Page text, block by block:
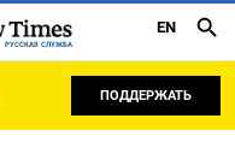
РУССКАЯ СЛУЖБА
EN
ПОДДЕРЖАТЬ